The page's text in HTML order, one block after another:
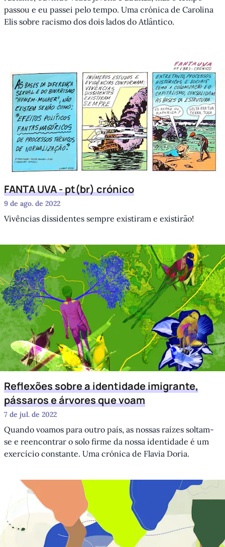
passou e eu passei pelo tempo. Uma crónica de Carolina
Elis sobre racismo dos dois lados do Atlântico.
FANTA UVA - pt(br) crónico
9 de ago. de 2022
Vivências dissidentes sempre existiram e existirão!
Reflexões sobre a identidade imigrante,
pássaros e árvores que voam
7 de jul. de 2022
Quando voamos para outro país, as nossas raízes soltam-
se e reencontrar o solo firme da nossa identidade é um
exercício constante. Uma crónica de Flavia Doria.